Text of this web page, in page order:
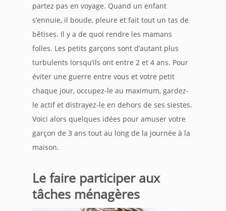
partez pas en voyage. Quand un enfant
s’ennuie, il boude, pleure et fait tout un tas de
bêtises. Il y a de quoi rendre les mamans
folles. Les petits garçons sont d’autant plus
turbulents lorsqu’ils ont entre 2 et 4 ans. Pour
éviter une guerre entre vous et votre petit
chaque jour, occupez-le au maximum, gardez-
le actif et distrayez-le en dehors de ses siestes.
Voici alors quelques idées pour amuser votre
garçon de 3 ans tout au long de la journée à la
maison.
Le faire participer aux
tâches ménagères